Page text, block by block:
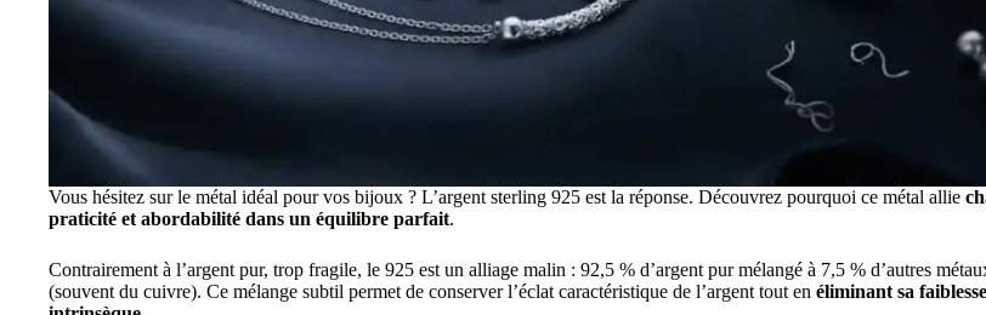
Vous hésitez sur le métal idéal pour vos bijoux ? L’argent sterling 925 est la réponse. Découvrez pourquoi ce métal allie
praticité et abordabilité dans un équilibre parfait.
Contrairement à l’argent pur, trop fragile, le 925 est un alliage malin : 92,5 % d’argent pur mélangé à 7,5 % d’autres
(souvent du cuivre). Ce mélange subtil permet de conserver l’éclat caractéristique de l’argent tout en éliminant sa faiblesse